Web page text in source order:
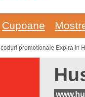
Cupoane
promotionale Expira in